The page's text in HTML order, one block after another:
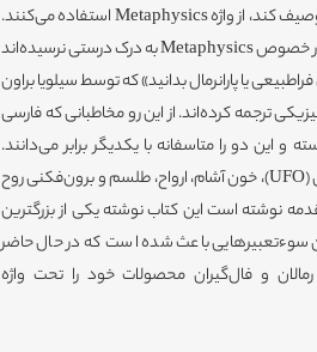
همین دلیل امروزه برای پدیده‌هایی که فیزیک نتواند آن را توصیف کند، از واژه Metaphysics استفاده می‌کنند.
چنین اشتباهاتی باعث شده است که حتی دانشگاهیان نیز در خصوص Metaphysics به درک درستی نرسیده‌اند
یا پارانرمال بدانید» که توسط سیلویا براون
ترجمه کرده‌اند. از این رو مخاطبانی که فارسی
این دو را متاسفانه با یکدیگر برابر می‌دانند.
سیلویا براون در این کتاب در خصوص اشیای ناشناخته فضایی (UFO)، خون آشام، ارواح، طلسم و برون‌فکنی روح
نوشته است این کتاب نوشته یکی از بزرگترین
باعث شده است که در حال حاضر
و فال‌گیران محصولات خود را تحت واژه